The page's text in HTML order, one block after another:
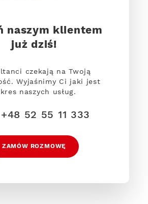
naszym klientem
już dziś!
czekają na Twoją
Wyjaśnimy Ci jaki jest
naszych usług.
+48 52 55 11 333
ZAMÓW ROZMOWĘ